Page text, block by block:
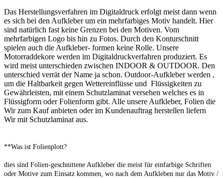
Das Herstellungsverfahren im Digitaldruck erfolgt meist dann wenn
es sich bei den Aufkleber um ein mehrfarbiges Motiv handelt. Hier
sind natürlich fast keine Grenzen bei den Motiven. Vom
mehrfarbigen Logo bis hin zu Fotos. Durch den Konturschnitt
spielen auch die Aufkleber- formen keine Rolle. Unsere
Motorraddekore werden im Digitaldruckverfahren produziert. Es
wird meist unterschieden zwischen INDOOR & OUTDOOR. Den
unterschied verrät der Name ja schon. Outdoor-Aufkleber werden ,
um die Haltbarkeit gegen Wettereinflüsse und Flüssigkeiten zu
Gewährleisten, mit einem Schutzlaminat versehen welches es in
Flüssigform oder Folienform gibt. Alle unsere Aufkleber, Folien die
Wir zum Kauf anbieten oder im Kundenauftrag herstellen liefern
Wir mit Schutzlaminat aus.
**Was ist Folienplott?
dies sind Folien-geschnittene Aufkleber die meist für einfarbige Schriften
oder Motive zum Einsatz kommen, wo nach dem Aufkleben nur das Motiv /